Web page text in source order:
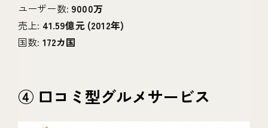
ユーザー数: 9000万
売上: 41.59億元 (2012年)
国数: 172カ国
④ 口コミ型グルメサービス